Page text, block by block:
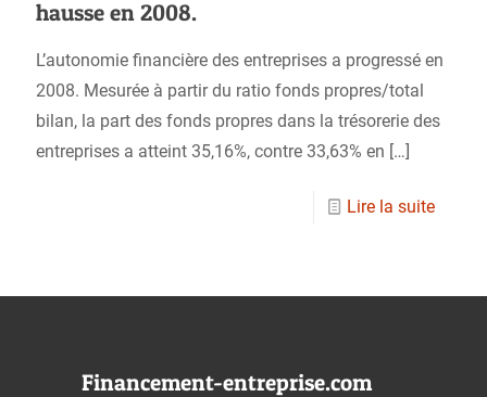
hausse en 2008.
L’autonomie financière des entreprises a progressé en
2008. Mesurée à partir du ratio fonds propres/total
bilan, la part des fonds propres dans la trésorerie des
entreprises a atteint 35,16%, contre 33,63% en […]
Lire la suite
Financement-entreprise.com